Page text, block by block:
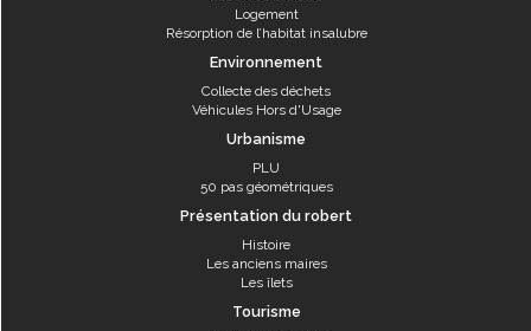
Logement
Résorption de l’habitat insalubre
Environnement
Collecte des déchets
Véhicules Hors d'Usage
Urbanisme
PLU
50 pas géométriques
Présentation du robert
Histoire
Les anciens maires
Les îlets
Tourisme